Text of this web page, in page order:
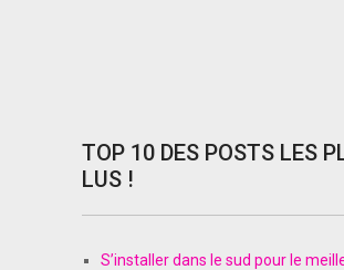
TOP 10 DES POSTS LES
LUS !
S’installer dans le sud pour le